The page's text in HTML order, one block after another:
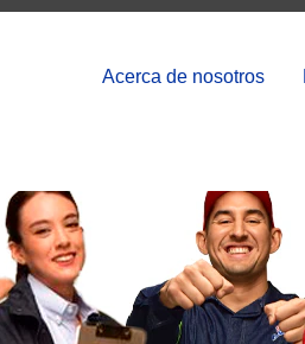
Acerca de nosotros